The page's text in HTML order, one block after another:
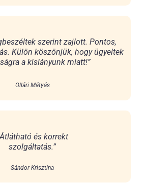
szerint zajlott. Pontos,
Külön köszönjük, hogy ügyeltek
a kislányunk miatt!”
Ollári Mátyás
és korrekt
szolgáltatás.”
Sándor Krisztina